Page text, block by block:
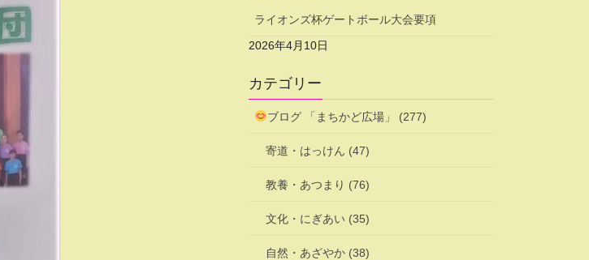
ライオンズ杯ゲートボール大会要項
2026年4月10日
カテゴリー
ブログ 「まちかど広場」 (277)
寄道・はっけん (47)
教養・あつまり (76)
文化・にぎあい (35)
自然・あざやか (38)